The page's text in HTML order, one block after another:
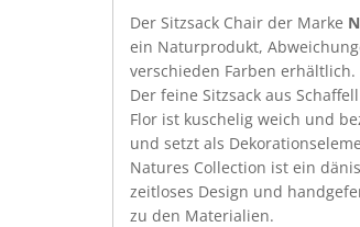
Der Sitzsack Chair der Marke
ein Naturprodukt,
verschieden Farben erhältlich.
Der feine Sitzsack aus
Flor ist kuschelig weich und
und setzt als
Natures Collection ist ein
zeitloses Design und
zu den Materialien.